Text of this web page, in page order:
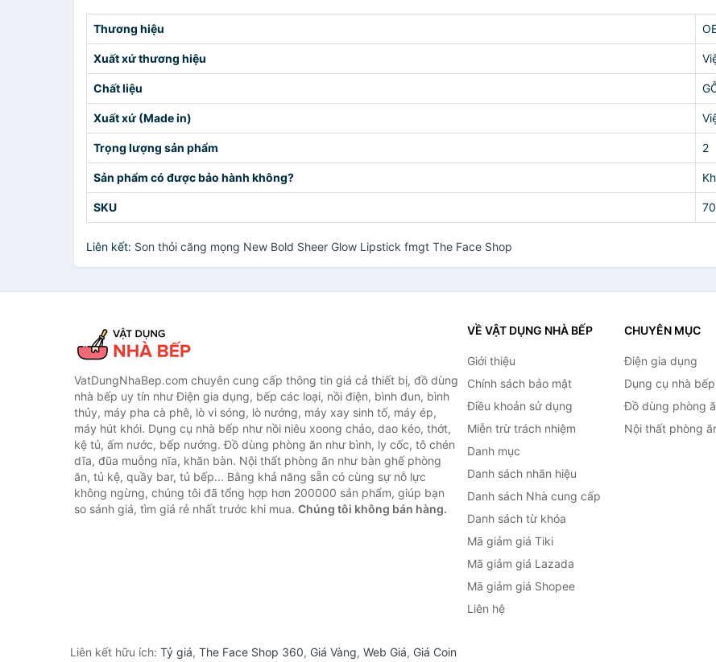
Thương hiệu
Xuất xứ thương hiệu
Chất liệu
Xuất xứ (Made in)
Trọng lượng sản phẩm 2
Sản phẩm có được bảo hành không?
SKU
Liên kết: Son thỏi căng mọng New Bold Sheer Glow Lipstick fmgt The Face Shop
VatDungNhaBep.com chuyên cung cấp thông tin giá cả thiết bị, đồ dùng
nhà bếp uy tín như Điện gia dụng, bếp các loại, nồi điện, bình đun, bình
thủy, máy pha cà phê, lò vi sóng, lò nướng, máy xay sinh tố, máy ép,
máy hút khói. Dụng cụ nhà bếp như nồi niêu xoong chảo, dao kéo, thớt,
kệ tủ, ấm nước, bếp nướng. Đồ dùng phòng ăn như bình, ly cốc, tô chén
dĩa, đũa muỗng nĩa, khăn bàn. Nội thất phòng ăn như bàn ghế phòng
ăn, tủ kệ, quầy bar, tủ bếp... Bằng khả năng sẵn có cùng sự nỗ lực
không ngừng, chúng tôi đã tổng hợp hơn 200000 sản phẩm, giúp bạn
so sánh giá, tìm giá rẻ nhất trước khi mua. Chúng tôi không bán hàng.
VỀ VẬT DỤNG NHÀ BẾP
Giới thiệu
Chính sách bảo mật
Điều khoản sử dụng
Miễn trừ trách nhiệm
Danh mục
Danh sách nhãn hiệu
Danh sách Nhà cung cấp
Danh sách từ khóa
Mã giảm giá Tiki
Mã giảm giá Lazada
Mã giảm giá Shopee
Liên hệ
CHUYÊN MỤC
Điện gia dụng
Dụng cụ nhà bếp
Đồ dùng phòng
Nội thất phòng
Liên kết hữu ích: Tỷ giá, The Face Shop 360, Giá Vàng, Web Giá, Giá Coin